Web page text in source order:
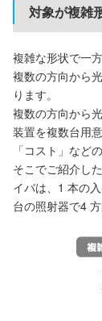
対象が複雑
複雑な形状で一
複数の方向から
ります。
複数の方向から
装置を複数台用
「コスト」など
そこでご紹介し
イバは、1 本の
台の照射器で4